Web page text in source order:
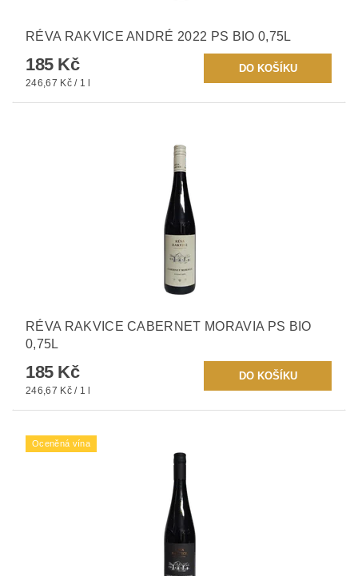
RÉVA RAKVICE ANDRÉ 2022 PS BIO 0,75L
185 Kč
246,67 Kč / 1 l
RÉVA RAKVICE CABERNET MORAVIA PS BIO
0,75L
185 Kč
246,67 Kč / 1 l
Oceněná vína